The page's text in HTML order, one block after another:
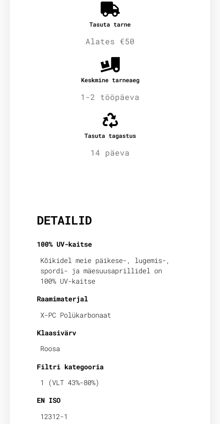
Tasuta tarne
Alates €50
Keskmine tarneaeg
1-2 tööpäeva
Tasuta tagastus
14 päeva
DETAILID
100% UV-kaitse
Kõikidel meie päikese-, lugemis-,
spordi- ja mäesuusaprillidel on
100% UV-kaitse
Raamimaterjal
X-PC Polükarbonaat
Klaasivärv
Roosa
Filtri kategooria
1 (VLT 43%-80%)
EN ISO
12312-1